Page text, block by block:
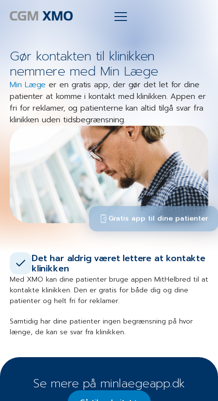
Gør kontakten til klinikken
nemmere med Min Læge
Min Læge er en gratis app, der gør det let for dine
patienter at komme i kontakt med klinikken. Appen er
fri for reklamer, og patienterne kan altid tilgå svar fra
klinikken uden tidsbegrænsning.
Gratis app til dine patienter
Det har aldrig været lettere at kontakte
klinikken
Med XMO kan dine patienter bruge appen MitHelbred til at
kontakte klinikken. Den er gratis for både dig og dine
patienter og helt fri for reklamer.
Samtidig har dine patienter ingen begrænsning på hvor
længe, de kan se svar fra klinikken.
Se mere på minlaegeapp.dk